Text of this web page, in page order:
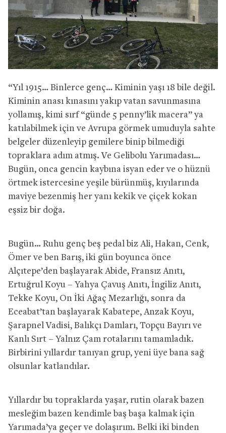
“Yıl 1915… Binlerce genç… Kiminin yaşı 18 bile değil.
Kiminin anası kınasını yakıp vatan savunmasına
yollamış, kimi sırf “günde 5 penny’lik macera” ya
katılabilmek için ve Avrupa görmek umuduyla sahte
belgeler düzenleyip gemilere binip bilmediği
topraklara adım atmış. Ve Gelibolu Yarımadası…
Bugün, onca gencin kaybına isyan eder ve o hüznü
örtmek istercesine yeşile bürünmüş, kıyılarında
maviye bezenmiş her yanı kekik ve çiçek kokan
eşsiz bir doğa.
Bugün… Ruhu genç beş pedal biz Ali, Hakan, Cenk,
Ömer ve ben Barış, iki gün boyunca önce
Alçıtepe’den başlayarak Abide, Fransız Anıtı,
Ertuğrul Koyu – Yahya Çavuş Anıtı, İngiliz Anıtı,
Tekke Koyu, On İki Ağaç Mezarlığı, sonra da
Eceabat’tan başlayarak Kabatepe, Anzak Koyu,
Şarapnel Vadisi, Balıkçı Damları, Topçu Bayırı ve
Kanlı Sırt – Yalnız Çam rotalarını tamamladık.
Birbirini yıllardır tanıyan grup, yeni üye bana sağ
olsunlar katlandılar.
Yıllardır bu topraklarda yaşar, rutin olarak bazen
mesleğim bazen kendimle baş başa kalmak için
Yarımada’ya geçer ve dolaşırım. Belki iki binden